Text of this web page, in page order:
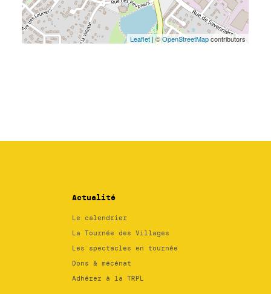
Actualité
Le calendrier
La Tournée des Villages
Les spectacles en tournée
Dons & mécénat
Adhérer à la TRPL